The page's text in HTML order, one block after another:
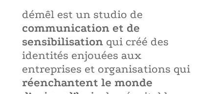
démêl est un studio de
communication et de
sensibilisationqui créé des
identités enjouées aux
entreprises et organisations qui
réenchantent le monde